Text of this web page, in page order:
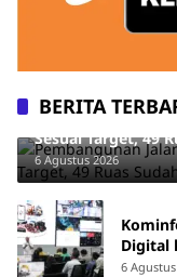
BERITA
Pembangunan
Sesuai Target, 49
6 Agustus 2026
Digital
Course
6